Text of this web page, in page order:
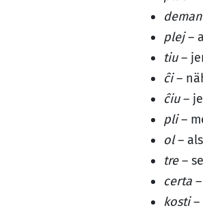
plej–
tiu–
ĉi–
ĉiu–
pli–
ol– als
tre–
certa
kosti–